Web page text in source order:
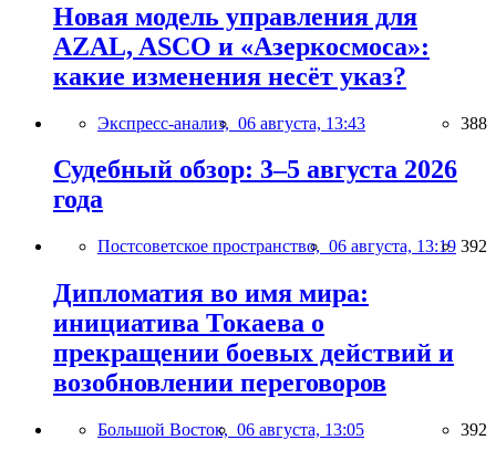
Новая модель управления для
AZAL, ASCO и «Азеркосмоса»:
какие изменения несёт указ?
Экспресс-анализ, 06 августа, 13:43 388
Судебный обзор: 3–5 августа 2026
года
Постсоветское пространство, 06 августа, 13:19 392
Дипломатия во имя мира:
инициатива Токаева о
прекращении боевых действий и
возобновлении переговоров
Большой Восток, 06 августа, 13:05 392